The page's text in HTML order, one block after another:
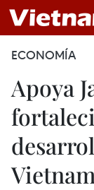
ECONOMÍA
Apoya
Vietnam